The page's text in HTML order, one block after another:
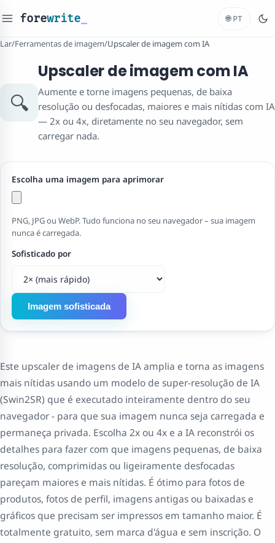
forewrite 🌐 PT
Lar/Ferramentas de imagem/Upscaler de imagem com IA
🔍
Upscaler de imagem com IA
Aumente e torne imagens pequenas, de baixa
resolução ou desfocadas, maiores e mais nítidas com IA
— 2x ou 4x, diretamente no seu navegador, sem
carregar nada.
Escolha uma imagem para aprimorar
PNG, JPG ou WebP. Tudo funciona no seu navegador – sua imagem
nunca é carregada.
Sofisticado por
Imagem sofisticada
Este upscaler de imagens de IA amplia e torna as imagens
mais nítidas usando um modelo de super-resolução de IA
(Swin2SR) que é executado inteiramente dentro do seu
navegador - para que sua imagem nunca seja carregada e
permaneça privada. Escolha 2x ou 4x e a IA reconstrói os
detalhes para fazer com que imagens pequenas, de baixa
resolução, comprimidas ou ligeiramente desfocadas
pareçam maiores e mais nítidas. É ótimo para fotos de
produtos, fotos de perfil, imagens antigas ou baixadas e
gráficos que precisam ser impressos em tamanho maior. É
totalmente gratuito, sem marca d'água e sem inscrição. O